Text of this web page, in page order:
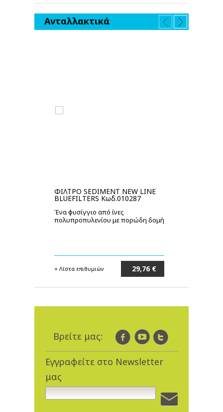
Ανταλλακτικά
ΦΙΛΤΡΟ SEDIMENT NEW LINE
BLUEFILTERS Κωδ.010287
Ένα φυσίγγιο από ίνες
πολυπροπυλενίου με πορώδη δομή
+ Λίστα επιθυμιών 29,76 €
Βρείτε μας:
Εγγραφείτε στο Newsletter
μας